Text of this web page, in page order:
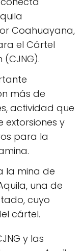
Coahuayana,
el Cártel
(CJNG).
más de
actividad que
extorsiones y
para la
la mina de
una de
cuyo
cártel.
y las